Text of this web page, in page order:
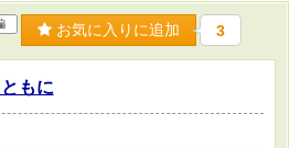
お気に入りに追加 3
もに